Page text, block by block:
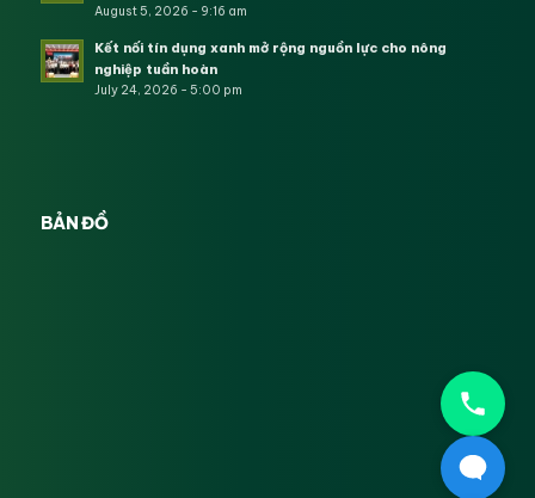
August 5, 2026 - 9:16 am
Kết nối tín dụng xanh mở rộng nguồn lực cho nông
nghiệp tuần hoàn
July 24, 2026 - 5:00 pm
BẢN ĐỒ